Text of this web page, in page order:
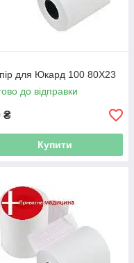
для Юкард 100 80Х23
до відправки
₴
Купити